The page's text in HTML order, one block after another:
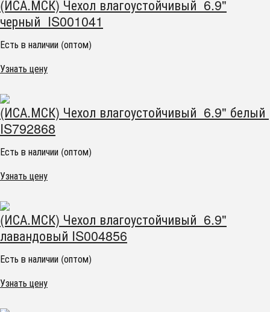
(ИСА.МСК) Чехол влагоустойчивый 6.9"
черный IS001041
Есть в наличии (оптом)
Узнать цену
(ИСА.МСК) Чехол влагоустойчивый 6.9" белый
IS792868
Есть в наличии (оптом)
Узнать цену
(ИСА.МСК) Чехол влагоустойчивый 6.9"
лавандовый IS004856
Есть в наличии (оптом)
Узнать цену